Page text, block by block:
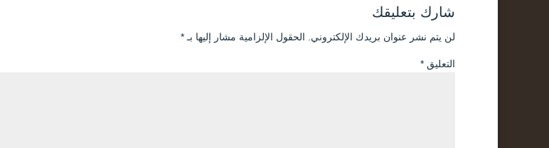
شارك بتعليقك
لن يتم نشر عنوان بريدك الإلكتروني. الحقول الإلزامية مشار إليها بـ *
التعليق *